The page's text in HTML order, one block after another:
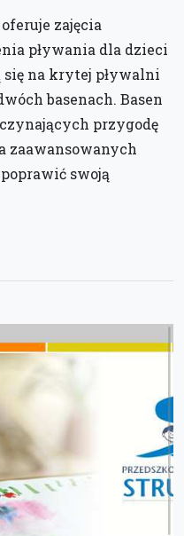
zajęcia
pływania dla dzieci
się na krytej pływalni
basenach. Basen
przygodę
zaawansowanych
swoją